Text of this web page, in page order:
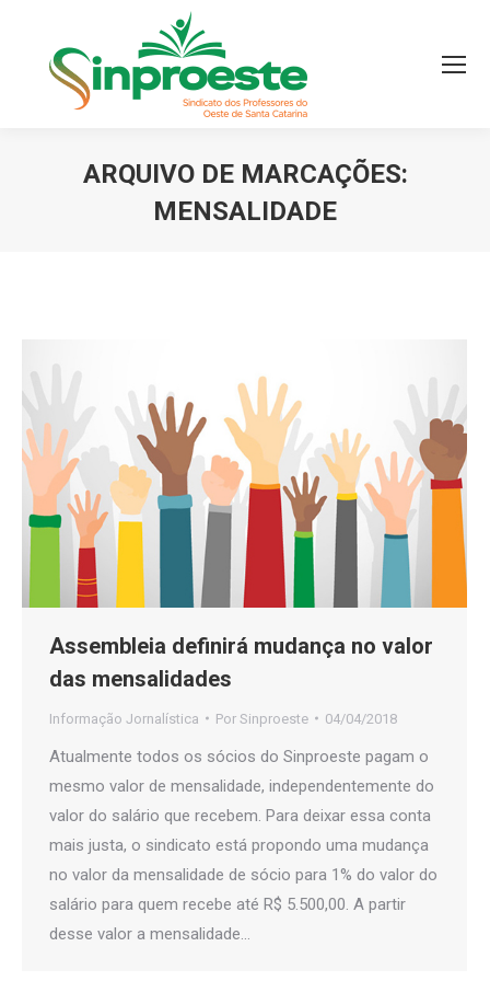
ARQUIVO DE MARCAÇÕES:
MENSALIDADE
Assembleia definirá mudança no valor
das mensalidades
Informação Jornalística Por Sinproeste 04/04/2018
Atualmente todos os sócios do Sinproeste pagam o
mesmo valor de mensalidade, independentemente do
valor do salário que recebem. Para deixar essa conta
mais justa, o sindicato está propondo uma mudança
no valor da mensalidade de sócio para 1% do valor do
salário para quem recebe até R$ 5.500,00. A partir
desse valor a mensalidade…